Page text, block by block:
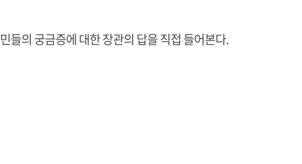
들의 궁금증에 대한 장관의 답을 직접 들어본다.